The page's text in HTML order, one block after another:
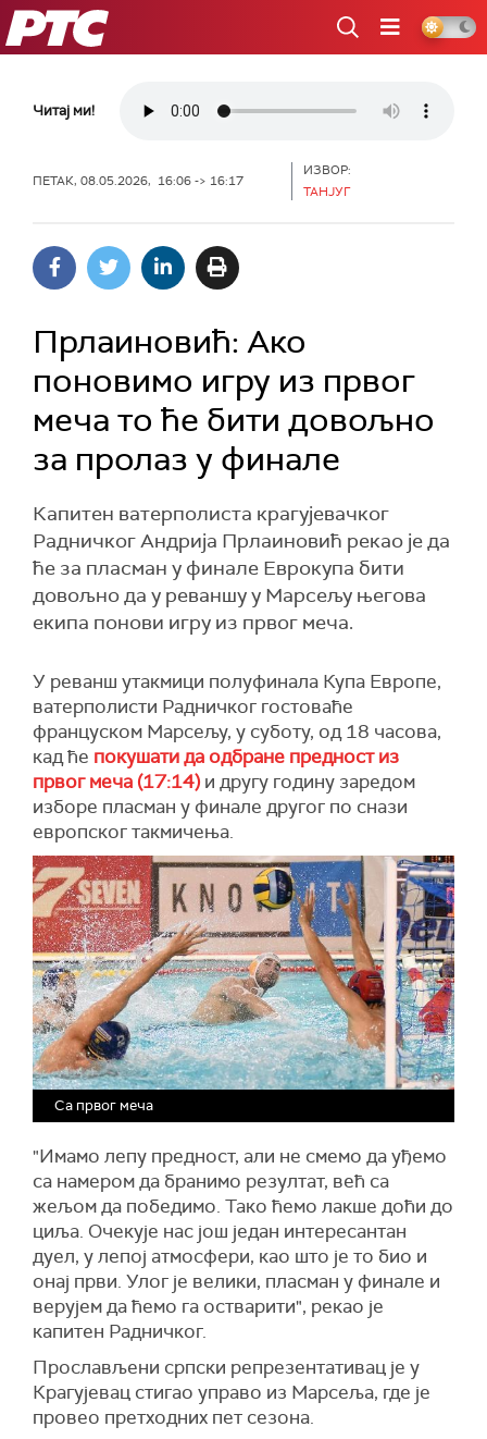
РТС
Читај ми!
ПЕТАК, 08.05.2026, 16:06 -> 16:17
ИЗВОР:
ТАНЈУГ
Прлаиновић: Ако
поновимо игру из првог
меча то ће бити довољно
за пролаз у финале
Капитен ватерполиста крагујевачког
Радничког Андрија Прлаиновић рекао је да
ће за пласман у финале Еврокупа бити
довољно да у реваншу у Марсељу његова
екипа понови игру из првог меча.
У реванш утакмици полуфинала Купа Европе,
ватерполисти Радничког гостоваће
француском Марсељу, у суботу, од 18 часова,
кад ће покушати да одбране предност из
првог меча (17:14)и другу годину заредом
изборе пласман у финале другог по снази
европског такмичења.
Са првог меча
"Имамо лепу предност, али не смемо да уђемо
са намером да бранимо резултат, већ са
жељом да победимо. Тако ћемо лакше доћи до
циља. Очекује нас још један интересантан
дуел, у лепој атмосфери, као што је то био и
онај први. Улог је велики, пласман у финале и
верујем да ћемо га остварити", рекао је
капитен Радничког.
Прослављени српски репрезентативац је у
Крагујевац стигао управо из Марсеља, где је
провео претходних пет сезона.